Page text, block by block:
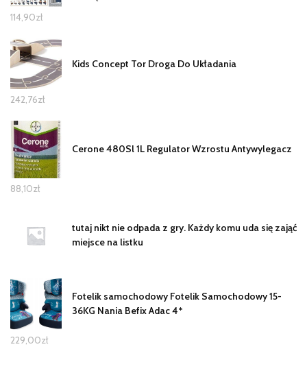
114,90zł
Kids Concept Tor Droga Do Układania
242,76zł
Cerone 480Sl 1L Regulator Wzrostu Antywylegacz
88,10zł
tutaj nikt nie odpada z gry. Każdy komu uda się zająć
miejsce na listku
Fotelik samochodowy Fotelik Samochodowy 15-
36KG Nania Befix Adac 4*
229,00zł